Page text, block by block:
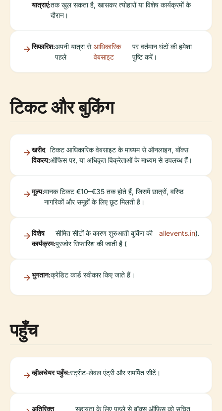
यात्राएं:तक खुल सकता है, खासकर त्योहारों या विशेष कार्यक्रमों के
दौरान।
सिफारिश:अपनी यात्रा से
पहले
आधिकारिक
वेबसाइट
पर वर्तमान घंटों की हमेशा
पुष्टि करें।
टिकट और बुकिंग
खरीद
विकल्प:
टिकट आधिकारिक वेबसाइट के माध्यम से ऑनलाइन, बॉक्स
ऑफिस पर, या अधिकृत विक्रेताओं के माध्यम से उपलब्ध हैं।
मूल्य:मानक टिकट €10–€35 तक होते हैं, जिसमें छात्रों, वरिष्ठ
नागरिकों और समूहों के लिए छूट मिलती है।
विशेष
कार्यक्रम:
सीमित सीटों के कारण शुरुआती बुकिंग की
पुरजोर सिफारिश की जाती है (
allevents.in).
भुगतान:क्रेडिट कार्ड स्वीकार किए जाते हैं।
पहुँच
व्हीलचेयर पहुँच:स्ट्रीट-लेवल एंट्री और समर्पित सीटें।
अतिरिक्त
सहायता के लिए पहले से बॉक्स ऑफिस को सूचित